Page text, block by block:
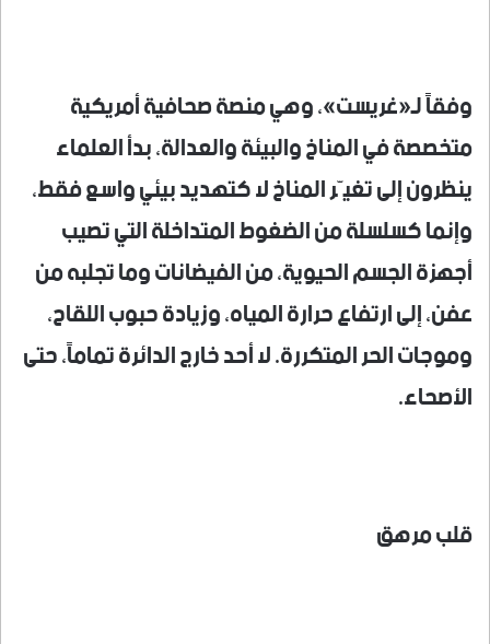
وفقاً لـ«غريست»، وهي منصة صحافية أمريكية
متخصصة في المناخ والبيئة والعدالة، بدأ العلماء
ينظرون إلى تغيّر المناخ لا كتهديد بيئي واسع فقط،
وإنما كسلسلة من الضغوط المتداخلة التي تصيب
أجهزة الجسم الحيوية، من الفيضانات وما تجلبه من
عفن، إلى ارتفاع حرارة المياه، وزيادة حبوب اللقاح،
وموجات الحر المتكررة. لا أحد خارج الدائرة تماماً، حتى
الأصحاء.
قلب مرهق